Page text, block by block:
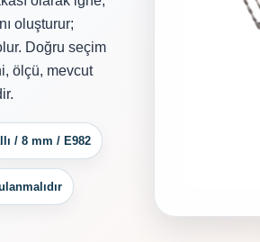
oluşturur;
Doğru seçim
ölçü, mevcut
/ 8 mm / E982